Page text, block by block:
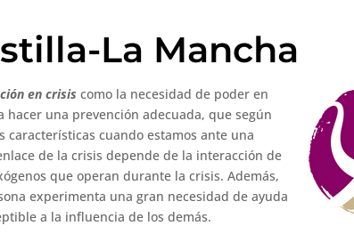
La Mancha
en crisis como la necesidad de poder en
hacer una prevención adecuada, que según
características cuando estamos ante una
de la crisis depende de la interacción de
que operan durante la crisis. Además,
experimenta una gran necesidad de ayuda
a la influencia de los demás.